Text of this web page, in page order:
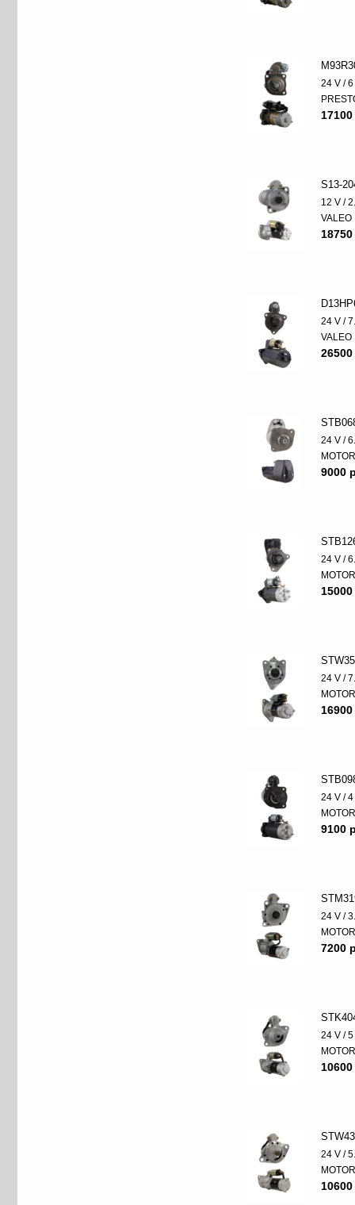
24 V /
S13-
12 V /
VALEO
24 V /
VALEO
24 V /
9000
24 V /
24 V /
24 V /
9100
24 V /
7200
24 V /
24 V /